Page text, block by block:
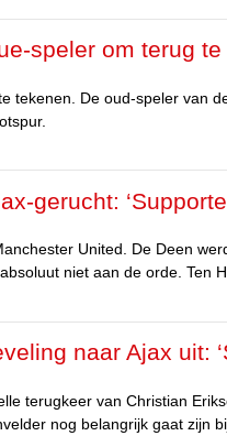
speler om terug te
tekenen. De oud-speler van
gerucht:
United. De Deen
niet aan de orde. Ten
naar Ajax uit:
terugkeer van Christian
nog belangrijk gaat zijn